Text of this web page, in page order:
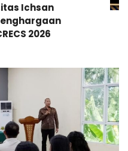
Ichsan
2026